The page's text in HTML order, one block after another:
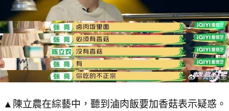
▲陳立農在綜藝中，聽到滷肉飯要加香菇表示疑惑。